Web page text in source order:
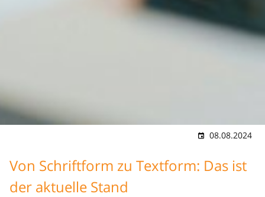
08.08.2024
Von Schriftform zu Textform: Das ist
der aktuelle Stand